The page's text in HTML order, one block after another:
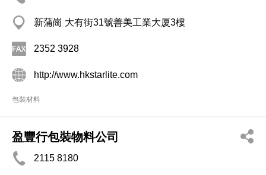
新蒲崗 大有街31號善美工業大厦3樓
2352 3928
http://www.hkstarlite.com
包裝材料
盈豐行包裝物料公司
2115 8180